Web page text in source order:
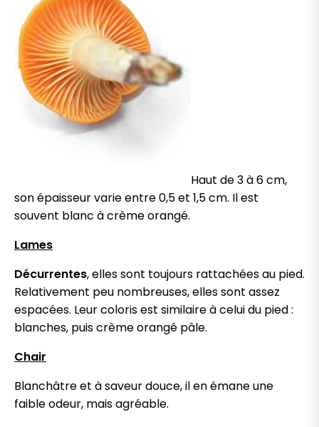
Haut de 3 à 6 cm,
son épaisseur varie entre 0,5 et 1,5 cm. Il est
souvent blanc à crème orangé.
Lames
Décurrentes, elles sont toujours rattachées au pied.
Relativement peu nombreuses, elles sont assez
espacées. Leur coloris est similaire à celui du pied :
blanches, puis crème orangé pâle.
Chair
Blanchâtre et à saveur douce, il en émane une
faible odeur, mais agréable.